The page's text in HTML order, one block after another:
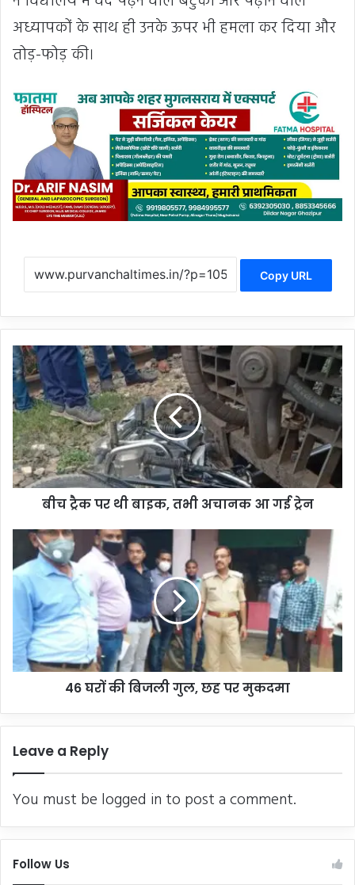
अध्यापकों के साथ ही उनके ऊपर भी हमला कर दिया और
तोड़-फोड़ की।
Copy URL
बीच
ट्रैक
पर
थी
बाइक,
तभी
अचानक
आ
गई
बीच ट्रैक पर थी बाइक, तभी अचानक आ गई ट्रेन
की
बिजली
मुकदमा
46 घरों की बिजली गुल, छह पर मुकदमा
Leave a Reply
You must be logged in to post a comment.
Follow Us